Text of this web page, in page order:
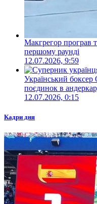
Макгрегор програв
першому раунді
12.07.2026, 9:59
Український
поєдинок в
12.07.2026, 0:15
Кадри дня